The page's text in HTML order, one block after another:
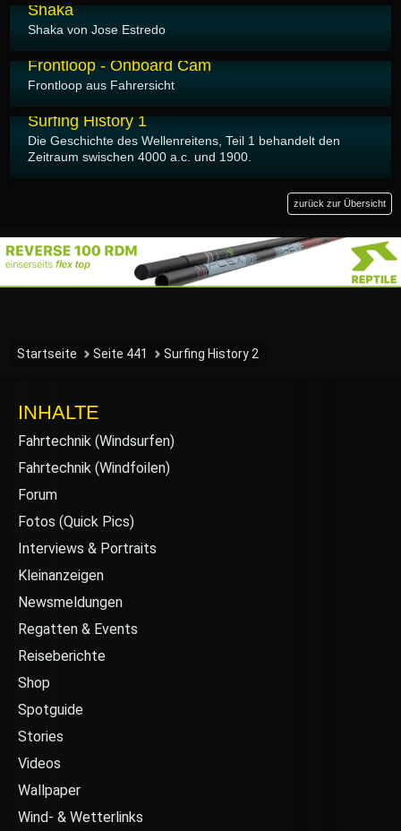
Shaka
Shaka von Jose Estredo
Frontloop - Onboard Cam
Frontloop aus Fahrersicht
Surfing History 1
Die Geschichte des Wellenreitens, Teil 1 behandelt den
Zeitraum swischen 4000 a.c. und 1900.
zurück zur Übersicht
Startseite Seite 441 Surfing History 2
INHALTE
Fahrtechnik (Windsurfen)
Fahrtechnik (Windfoilen)
Forum
Fotos (Quick Pics)
Interviews & Portraits
Kleinanzeigen
Newsmeldungen
Regatten & Events
Reiseberichte
Shop
Spotguide
Stories
Videos
Wallpaper
Wind- & Wetterlinks